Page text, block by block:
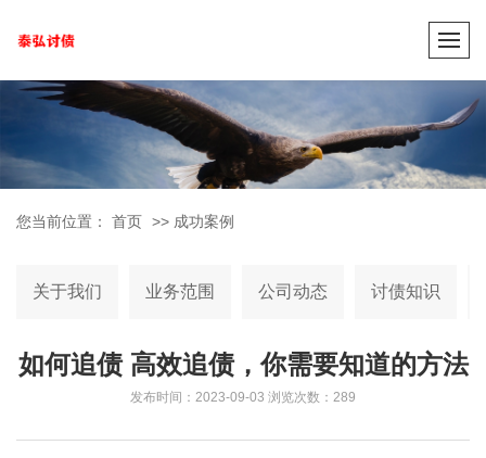
您当前位置： 首页 >> 成功案例
关于我们 业务范围 公司动态 讨债知识
如何追债 高效追债，你需要知道的方法
发布时间：2023-09-03 浏览次数：289